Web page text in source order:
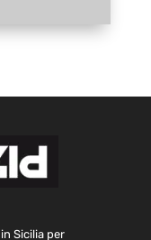
Sicilia per